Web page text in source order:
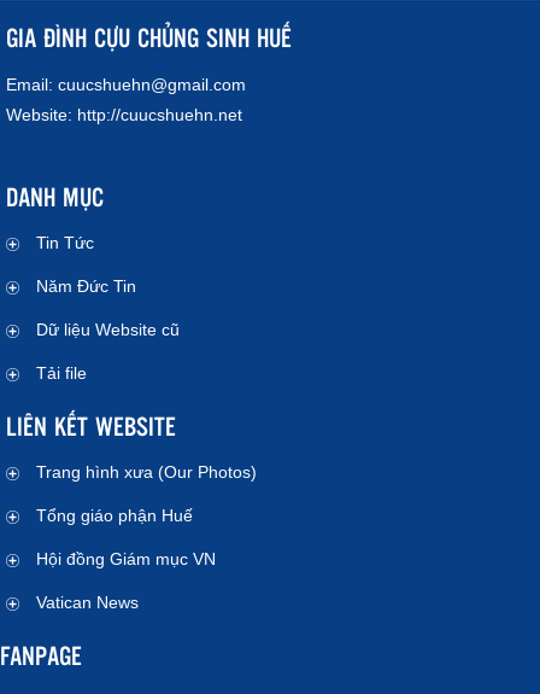
GIA ĐÌNH CỰU CHỦNG SINH HUẾ
Email: cuucshuehn@gmail.com
Website: http://cuucshuehn.net
DANH MỤC
Tin Tức
Năm Đức Tin
Dữ liệu Website cũ
Tải file
LIÊN KẾT WEBSITE
Trang hình xưa (Our Photos)
Tổng giáo phận Huế
Hội đồng Giám mục VN
Vatican News
FANPAGE